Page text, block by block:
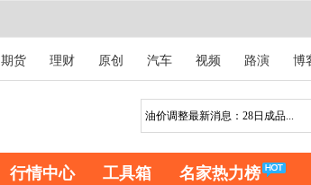
期货 理财 原创 汽车 视频 路演 博
行情中心 工具箱 名家热力榜